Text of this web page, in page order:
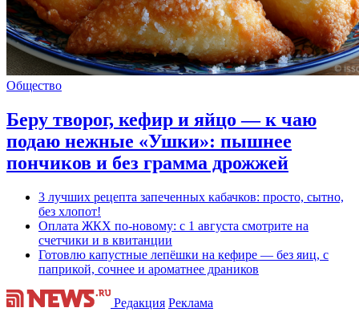
Общество
Беру творог, кефир и яйцо — к чаю
подаю нежные «Ушки»: пышнее
пончиков и без грамма дрожжей
3 лучших рецепта запеченных кабачков: просто, сытно,
без хлопот!
Оплата ЖКХ по-новому: с 1 августа смотрите на
счетчики и в квитанции
Готовлю капустные лепёшки на кефире — без яиц, с
паприкой, сочнее и ароматнее драников
Редакция Реклама